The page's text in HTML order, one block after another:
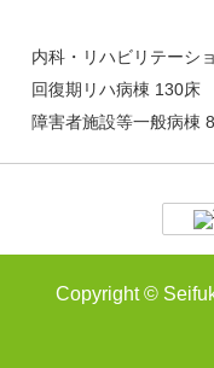
内科・リハビリテーシ
回復期リハ病棟 130床
障害者施設等一般病棟
Copyright ©